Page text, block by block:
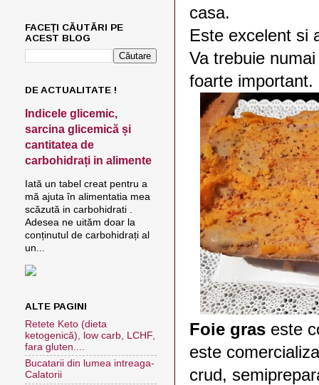
casa.
Este excelent si
Va trebuie
foarte important.
Foie gras este
este
crud,
FACEȚI CĂUTĂRI PE
ACEST BLOG
DE ACTUALITATE !
Indicele glicemic,
sarcina glicemică și
cantitatea de
carbohidrați in alimente
Iată un tabel creat pentru a
mă ajuta în alimentatia mea
scăzută in carbohidrati .
Adesea ne uităm doar la
conținutul de carbohidrați al
un...
ALTE PAGINI
Retete Keto (dieta
ketogenică), low carb, LCHF,
fara gluten....
Bucatarii din lumea intreaga-
Calatorii